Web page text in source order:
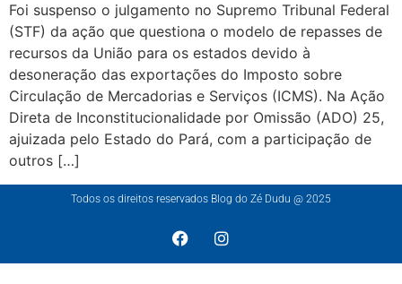
Foi suspenso o julgamento no Supremo Tribunal Federal
(STF) da ação que questiona o modelo de repasses de
recursos da União para os estados devido à
desoneração das exportações do Imposto sobre
Circulação de Mercadorias e Serviços (ICMS). Na Ação
Direta de Inconstitucionalidade por Omissão (ADO) 25,
ajuizada pelo Estado do Pará, com a participação de
outros […]
Todos os direitos reservados Blog do Zé Dudu @ 2025